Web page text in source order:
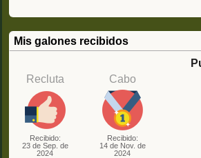
Mis galones recibidos
Recluta
Recibido:
23 de Sep. de
2024
Cabo
Recibido:
14 de Nov. de
2024